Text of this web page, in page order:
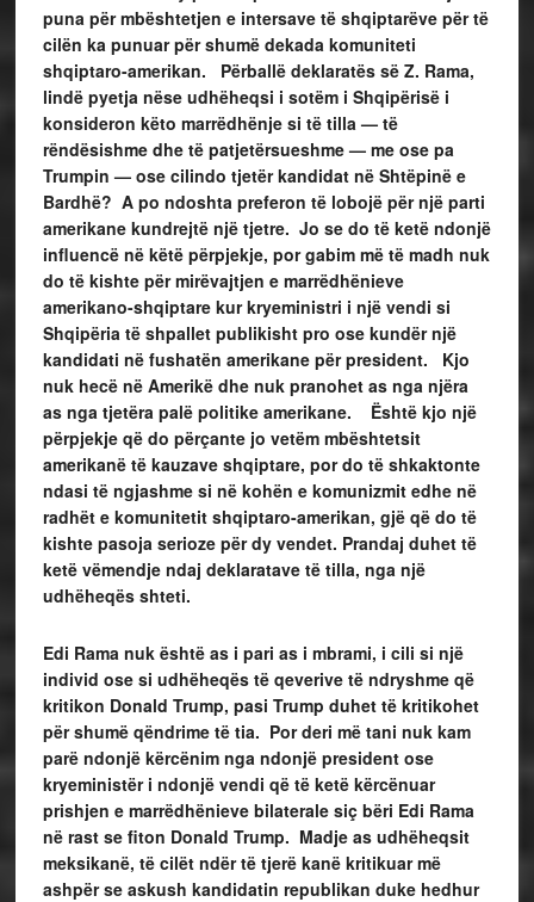
puna për mbështetjen e intersave të shqiptarëve për të
cilën ka punuar për shumë dekada komuniteti
shqiptaro-amerikan. Përballë deklaratës së Z. Rama,
lindë pyetja nëse udhëheqsi i sotëm i Shqipërisë i
konsideron këto marrëdhënje si të tilla — të
rëndësishme dhe të patjetërsueshme — me ose pa
Trumpin — ose cilindo tjetër kandidat në Shtëpinë e
Bardhë? A po ndoshta preferon të lobojë për një parti
amerikane kundrejtë një tjetre. Jo se do të ketë ndonjë
influencë në këtë përpjekje, por gabim më të madh nuk
do të kishte për mirëvajtjen e marrëdhënieve
amerikano-shqiptare kur kryeministri i një vendi si
Shqipëria të shpallet publikisht pro ose kundër një
kandidati në fushatën amerikane për president. Kjo
nuk hecë në Amerikë dhe nuk pranohet as nga njëra
as nga tjetëra palë politike amerikane. Është kjo një
përpjekje që do përçante jo vetëm mbështetsit
amerikanë të kauzave shqiptare, por do të shkaktonte
ndasi të ngjashme si në kohën e komunizmit edhe në
radhët e komunitetit shqiptaro-amerikan, gjë që do të
kishte pasoja serioze për dy vendet. Prandaj duhet të
ketë vëmendje ndaj deklaratave të tilla, nga një
udhëheqës shteti.
Edi Rama nuk është as i pari as i mbrami, i cili si një
individ ose si udhëheqës të qeverive të ndryshme që
kritikon Donald Trump, pasi Trump duhet të kritikohet
për shumë qëndrime të tia. Por deri më tani nuk kam
parë ndonjë kërcënim nga ndonjë president ose
kryeministër i ndonjë vendi që të ketë kërcënuar
prishjen e marrëdhënieve bilaterale siç bëri Edi Rama
në rast se fiton Donald Trump. Madje as udhëheqsit
meksikanë, të cilët ndër të tjerë kanë kritikuar më
ashpër se askush kandidatin republikan duke hedhur